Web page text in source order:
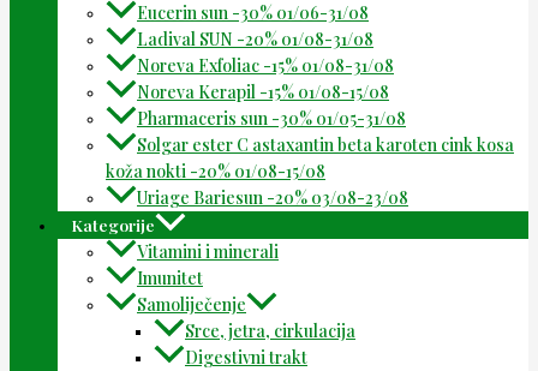
Eucerin sun -30% 01/06-31/08
Ladival SUN -20% 01/08-31/08
Noreva Exfoliac -15% 01/08-31/08
Noreva Kerapil -15% 01/08-15/08
Pharmaceris sun -30% 01/05-31/08
Solgar ester C astaxantin beta karoten cink kosa
koža nokti -20% 01/08-15/08
Uriage Bariesun -20% 03/08-23/08
Kategorije
Vitamini i minerali
Imunitet
Samoliječenje
Srce, jetra, cirkulacija
Digestivni trakt